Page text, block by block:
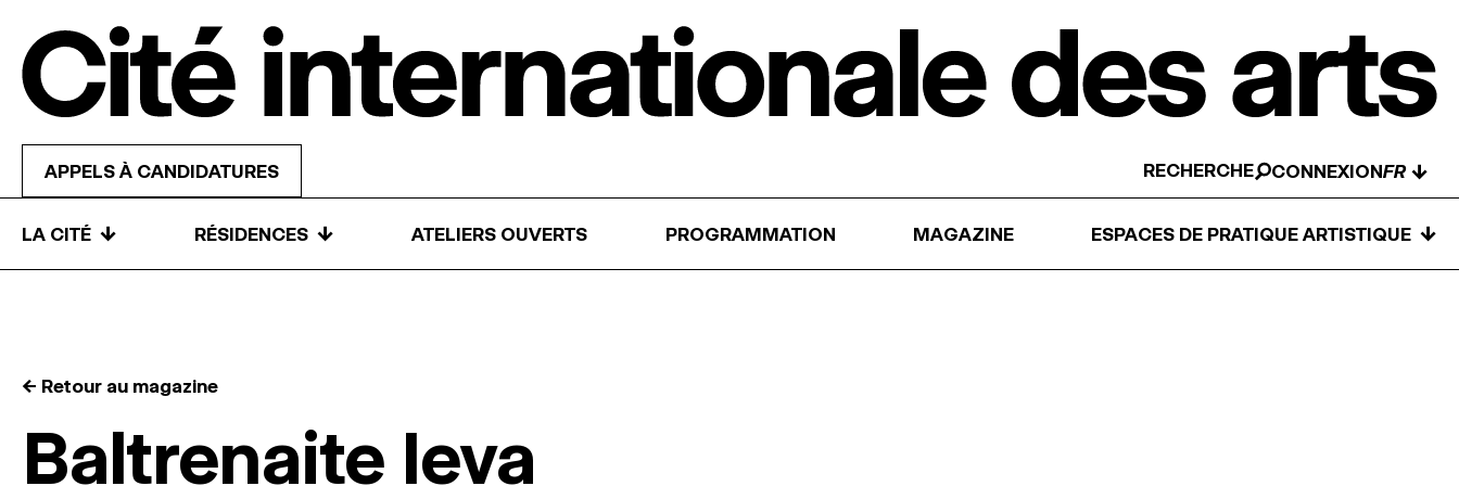
APPELS À CANDIDATURES RECHERCHE CONNEXION ↓
LA CITÉ ↓ RÉSIDENCES ↓ ATELIERS OUVERTS PROGRAMMATION MAGAZINE ESPACES DE PRATIQUE ARTISTIQUE ↓
← Retour au magazine
Baltrenaite Ieva